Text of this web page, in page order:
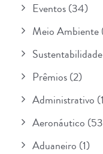
Eventos(34)
Meio Ambiente
Sustentabilidade
Prêmios(2)
Administrativo
Aeronáutico
Aduaneiro (1)